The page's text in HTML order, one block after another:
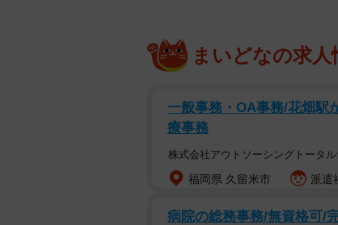
では、自然宗教とはどのような
昔、村落が主たるコミュニティ
お盆やお彼岸の行事等、地域に
だと捉えられる。それによって
に「創唱宗教」を信仰する必要
まいどなの求人
一般事務・OA事務/花畑駅
療事務
株式会社アウトソーシングトータル
福岡県 久留米市 派遣
病院の総務事務/無資格可/